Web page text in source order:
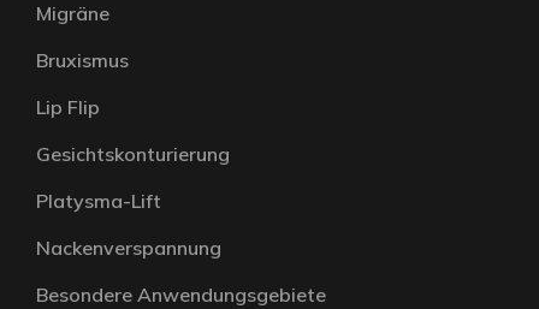
Migräne
Bruxismus
Lip Flip
Gesichtskonturierung
Platysma-Lift
Nackenverspannung
Besondere Anwendungsgebiete